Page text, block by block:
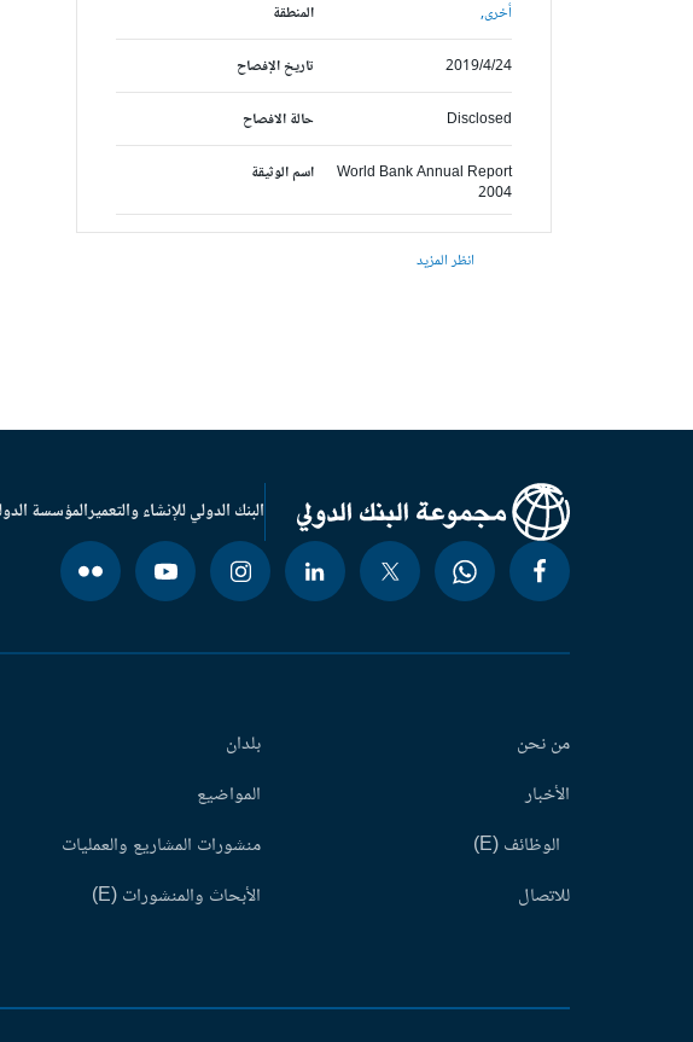
المنطقة أخرى,
تاريخ الإفصاح 2019/4/24
حالة الافصاح Disclosed
اسم الوثيقة
World Bank Annual Report
2004
انظر المزيد
البنك الدولي للإنشاء والتعميرالمؤسسة
من نحن
الأخبار
الوظائف (E)
للاتصال
بلدان
المواضيع
منشورات المشاريع والعمليات
الأبحاث والمنشورات (E)